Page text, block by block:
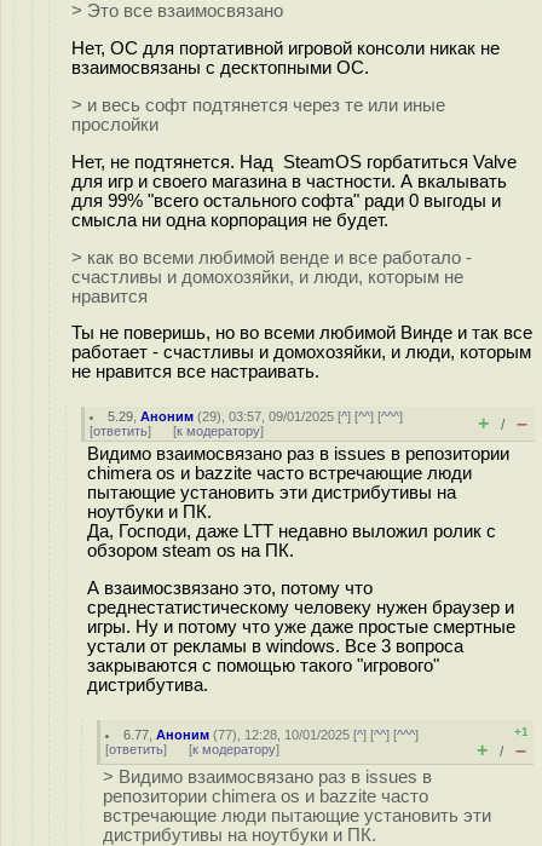
> Это все взаимосвязано
Нет, ОС для портативной игровой консоли никак не
взаимосвязаны с десктопными ОС.
> и весь софт подтянется через те или иные
прослойки
Нет, не подтянется. Над SteamOS горбатиться Valve
для игр и своего магазина в частности. А вкалывать
для 99% "всего остального софта" ради 0 выгоды и
смысла ни одна корпорация не будет.
> как во всеми любимой венде и все работало -
счастливы и домохозяйки, и люди, которым не
нравится
Ты не поверишь, но во всеми любимой Винде и так все
работает - счастливы и домохозяйки, и люди, которым
не нравится все настраивать.
5.29 ,Аноним (29), 03:57, 09/01/2025 [^] [^^] [^^^]
[ответить] [к модератору] + / –
Видимо взаимосвязано раз в issues в репозитории
chimera os и bazzite часто встречающие люди
пытающие установить эти дистрибутивы на
ноутбуки и ПК.
Да, Господи, даже LTT недавно выложил ролик с
обзором steam os на ПК.
А взаимосзвязано это, потому что
среднестатистическому человеку нужен браузер и
игры. Ну и потому что уже даже простые смертные
устали от рекламы в windows. Все 3 вопроса
закрываются с помощью такого "игрового"
дистрибутива.
6.77 ,Аноним (77), 12:28, 10/01/2025 [^] [^^] [^^^]
[ответить] [к модератору]
+1
+ / –
> Видимо взаимосвязано раз в issues в
репозитории chimera os и bazzite часто
встречающие люди пытающие установить эти
дистрибутивы на ноутбуки и ПК.